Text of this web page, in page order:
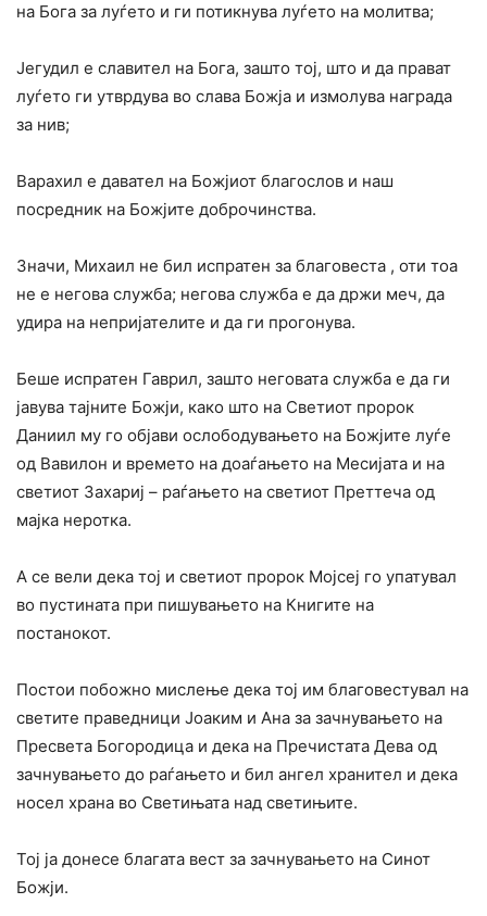
на Бога за луѓето и ги потикнува луѓето на молитва;
Јегудил е славител на Бога, зашто тој, што и да прават
луѓето ги утврдува во слава Божја и измолува награда
за нив;
Варахил е давател на Божјиот благослов и наш
посредник на Божјите доброчинства.
Значи, Михаил не бил испратен за благовеста , оти тоа
не е негова служба; негова служба е да држи меч, да
удира на непријателите и да ги прогонува.
Беше испратен Гаврил, зашто неговата служба е да ги
јавува тајните Божји, како што на Светиот пророк
Даниил му го објави ослободувањето на Божјите луѓе
од Вавилон и времето на доаѓањето на Месијата и на
светиот Захариј – раѓањето на светиот Преттеча од
мајка неротка.
А се вели дека тој и светиот пророк Мојсеј го упатувал
во пустината при пишувањето на Книгите на
постанокот.
Постои побожно мислење дека тој им благовестувал на
светите праведници Јоаким и Ана за зачнувањето на
Пресвета Богородица и дека на Пречистата Дева од
зачнувањето до раѓањето и бил ангел хранител и дека
носел храна во Светињата над светињите.
Тој ја донесе благата вест за зачнувањето на Синот
Божји.